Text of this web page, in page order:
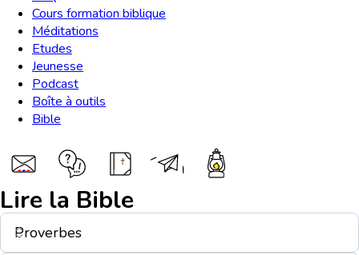
Cours formation biblique
Méditations
Etudes
Jeunesse
Podcast
Boîte à outils
Bible
Lire la Bible